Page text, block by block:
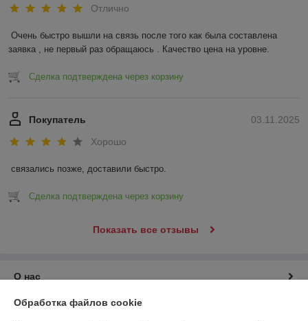
Отлично
Очень быстро вышли на связь после того как была составлена
заявка , не первый раз обращаюсь . Качество цена на уровне.
Сделка подтверждена через корзину
03.11.2025
Покупатель
Хорошо
связались позже, доставили быстро.
Сделка подтверждена через корзину
Показать все отзывы
О нас
Контакты
Обработка файлов cookie